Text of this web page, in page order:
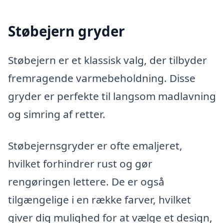
Støbejern gryder
Støbejern er et klassisk valg, der tilbyder
fremragende varmebeholdning. Disse
gryder er perfekte til langsom madlavning
og simring af retter.
Støbejernsgryder er ofte emaljeret,
hvilket forhindrer rust og gør
rengøringen lettere. De er også
tilgængelige i en række farver, hvilket
giver dig mulighed for at vælge et design,